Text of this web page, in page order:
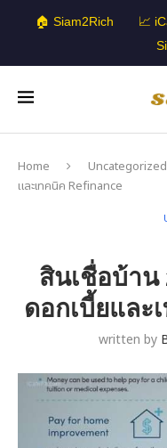
🏠 Siam2Rich 📈
Home Uncategorized
และเทคนิค Refinance
สินเชื่อบ้าน
ดอกเบี้ยและ
written by